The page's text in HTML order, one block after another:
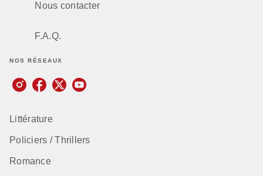
Nous contacter
F.A.Q.
NOS RÉSEAUX
Littérature
Policiers / Thrillers
Romance